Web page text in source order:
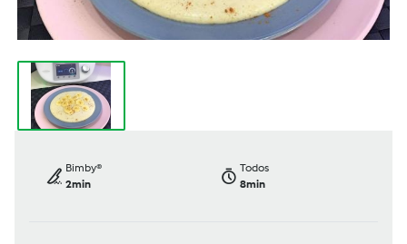
Bimby®
2min
Todos
8min